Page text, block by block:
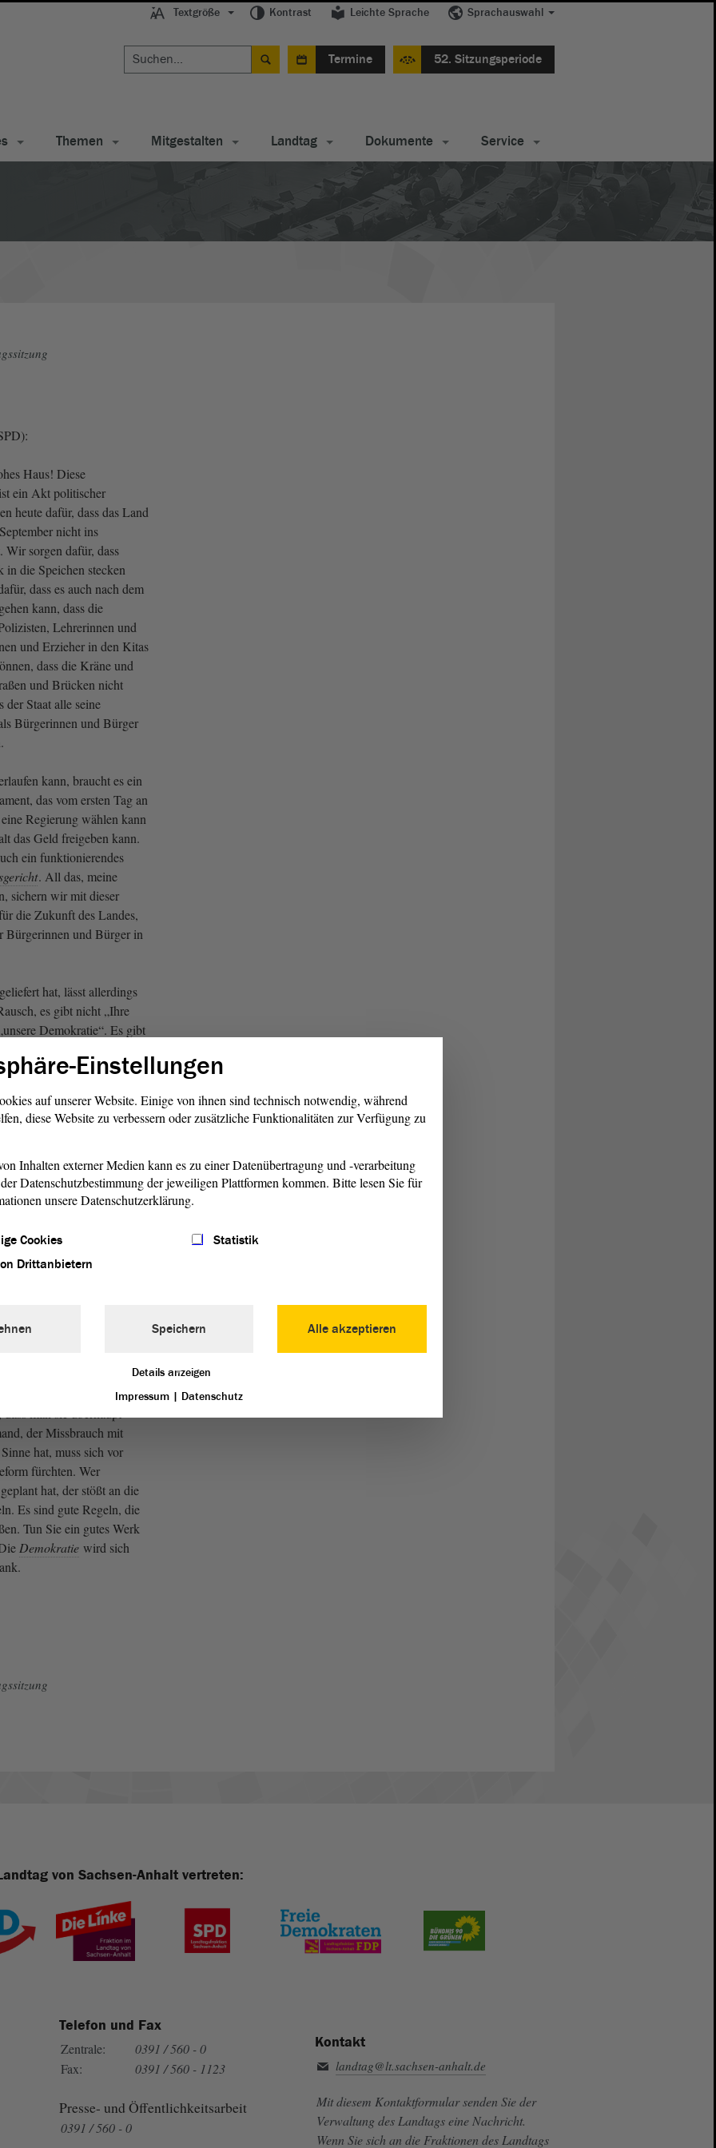
Textgröße Kontrast Leichte Sprache Sprachauswahl
Termine 52. Sitzungsperiode
Themen Mitgestalten Landtag Dokumente Service
Haus! Diese
ein Akt politischer
heute dafür, dass das Land
nicht ins
Wir sorgen dafür, dass
in die Speichen stecken
dass es auch nach dem
kann, dass die
Lehrerinnen und
und Erzieher in den Kitas
dass die Kräne und
und Brücken nicht
der Staat alle seine
Bürgerinnen und Bürger
kann, braucht es ein
das vom ersten Tag an
Regierung wählen kann
das Geld freigeben kann.
ein funktionierendes
. All das, meine
sichern wir mit dieser
die Zukunft des Landes,
Bürgerinnen und Bürger in
hat, lässt allerdings
es gibt nicht „Ihre
Demokratie“. Es gibt
SPD, bei der Linken und
Zurufe von der AfD)
Wenn Sie eine
wollen, dann stehen Sie
seine Haltung zur
Grundordnung
Wir regeln mit
Dinge, von denen wir
man sie überhaupt
der Missbrauch mit
hat, muss sich vor
fürchten. Wer
hat, der stößt an die
Es sind gute Regeln, die
Tun Sie ein gutes Werk
Demokratie wird sich
von Sachsen-Anhalt vertreten:
Telefon und Fax
Zentrale:
0391 / 560 - 0
Fax:
0391 / 560 - 1123
Presse- und Öffentlichkeitsarbeit
0391 / 560 - 0
Kontakt
landtag@lt.sachsen-anhalt.de
Mit diesem Kontaktformular senden Sie der
Verwaltung des Landtags eine Nachricht.
Wenn Sie sich an die Fraktionen des Landtags
Einstellungen
auf unserer Website. Einige von ihnen sind technisch notwendig, während
diese Website zu verbessern oder zusätzliche Funktionalitäten zur Verfügung zu
Inhalten externer Medien kann es zu einer Datenübertragung und -verarbeitung
Datenschutzbestimmung der jeweiligen Plattformen kommen. Bitte lesen Sie für
unsere Datenschutzerklärung.
Cookies
Statistik
Drittanbietern
Alle akzeptieren
Speichern
Details anzeigen
Impressum | Datenschutz